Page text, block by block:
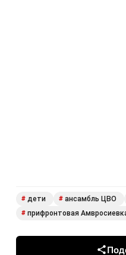
# дети # ансамбль ЦВО
# прифронтовая